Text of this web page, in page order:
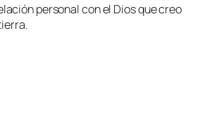
personal con el Dios que creo